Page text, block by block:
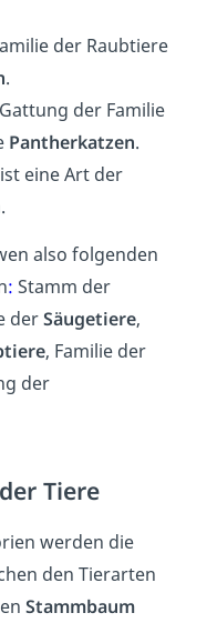
der Raubtiere
.
der Familie
Pantherkatzen.
ist eine Art der
also folgenden
:Stamm der
derSäugetiere,
, Familie der
der
Tiere
werden die
den Tierarten
Stammbaum